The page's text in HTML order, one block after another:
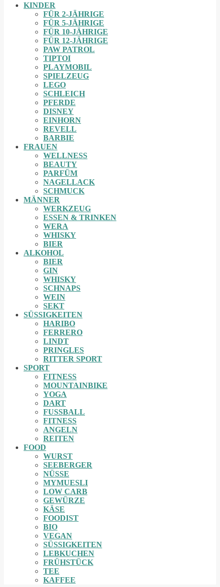
KINDER
FÜR 2-JÄHRIGE
FÜR 5-JÄHRIGE
FÜR 10-JÄHRIGE
FÜR 12-JÄHRIGE
PAW PATROL
TIPTOI
PLAYMOBIL
SPIELZEUG
LEGO
SCHLEICH
PFERDE
DISNEY
EINHORN
REVELL
BARBIE
FRAUEN
WELLNESS
BEAUTY
PARFÜM
NAGELLACK
SCHMUCK
MÄNNER
WERKZEUG
ESSEN & TRINKEN
WERA
WHISKY
BIER
ALKOHOL
BIER
GIN
WHISKY
SCHNAPS
WEIN
SEKT
SÜSSIGKEITEN
HARIBO
FERRERO
LINDT
PRINGLES
RITTER SPORT
SPORT
FITNESS
MOUNTAINBIKE
YOGA
DART
FUSSBALL
FITNESS
ANGELN
REITEN
FOOD
WURST
SEEBERGER
NÜSSE
MYMUESLI
LOW CARB
GEWÜRZE
KÄSE
FOODIST
BIO
VEGAN
SÜSSIGKEITEN
LEBKUCHEN
FRÜHSTÜCK
TEE
KAFFEE